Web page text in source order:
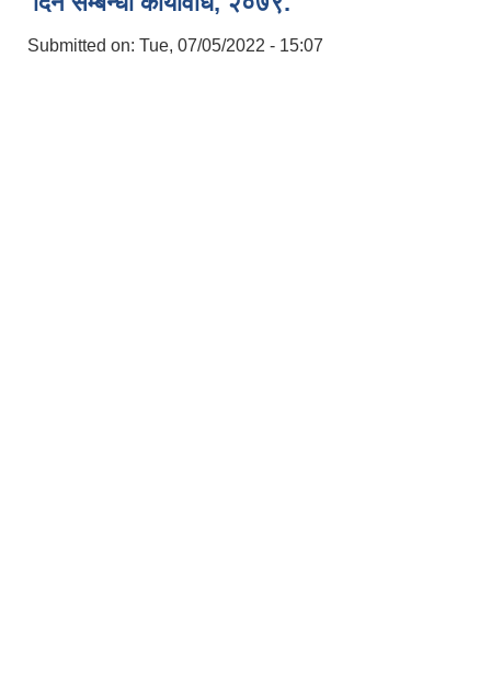
Submitted on: Tue, 07/05/2022 - 15:07